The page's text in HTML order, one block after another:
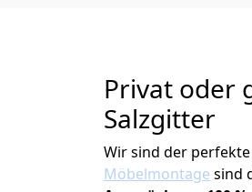
Privat oder
Salzgitter
Wir sind der
Möbelmontage sind